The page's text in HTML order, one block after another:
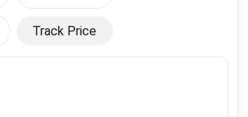
Track Price